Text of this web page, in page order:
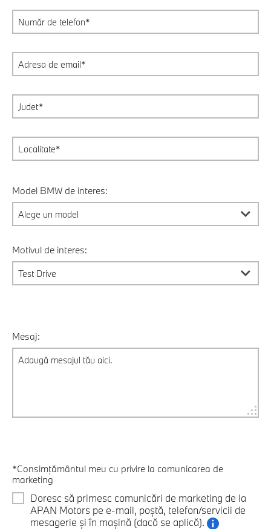
Model BMW de interes:
Motivul de interes:
Mesaj:
*Consimțământul meu cu privire la comunicarea de
marketing
Doresc să primesc comunicări de marketing de la
APAN Motors pe e-mail, poștă, telefon/servicii de
mesagerie și în mașină (dacă se aplică).